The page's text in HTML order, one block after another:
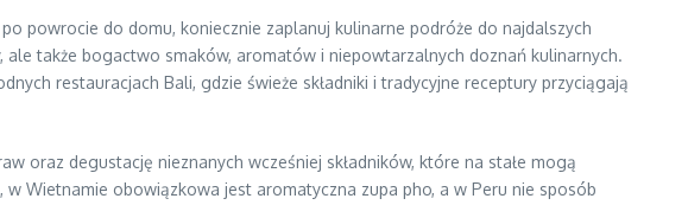
powrocie do domu, koniecznie zaplanuj kulinarne podróże do najdalszych
także bogactwo smaków, aromatów i niepowtarzalnych doznań kulinarnych.
restauracjach Bali, gdzie świeże składniki i tradycyjne receptury przyciągają
oraz degustację nieznanych wcześniej składników, które na stałe mogą
Wietnamie obowiązkowa jest aromatyczna zupa pho, a w Peru nie sposób